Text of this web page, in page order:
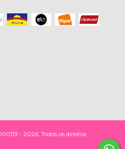
- 2026. Todos os direitos